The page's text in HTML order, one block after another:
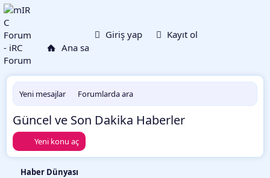
Ana sayfa
Giriş yap
Kayıt ol
Yeni mesajlar Forumlarda ara
Güncel ve Son Dakika Haberler
Yeni konu aç
Haber Dünyası